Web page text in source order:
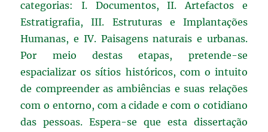
categorias: I. Documentos, II. Artefactos e
Estratigrafia, III. Estruturas e Implantações
Humanas, e IV. Paisagens naturais e urbanas.
Por meio destas etapas, pretende-se
espacializar os sítios históricos, com o intuito
de compreender as ambiências e suas relações
com o entorno, com a cidade e com o cotidiano
das pessoas. Espera-se que esta dissertação